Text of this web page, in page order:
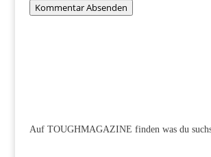
Kommentar Absenden
Auf TOUGHMAGAZINE finden was du